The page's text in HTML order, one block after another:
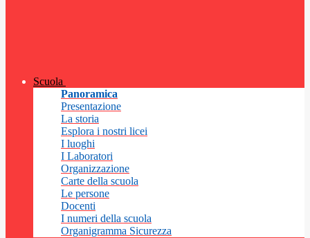
Scuola
Panoramica
Presentazione
La storia
Esplora i nostri licei
I luoghi
I Laboratori
Organizzazione
Carte della scuola
Le persone
Docenti
I numeri della scuola
Organigramma Sicurezza